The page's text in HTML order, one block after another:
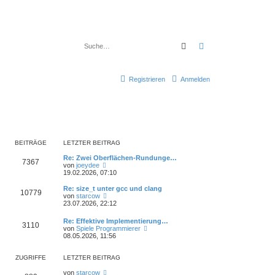
Suche
Anmelden
Registrieren
BEITRÄGE LETZTER BEITRAG
7367
Re: Zwei Oberflächen-Rundunge…
von joeydee
e
e
t
B
e
i
a
19.02.2026, 07:10
10779
Re: size_t unter gcc und clang
von starcow
e
s
t
e
B
e
23.07.2026, 22:12
3110
Re: Effektive Implementierung…
von Spiele Programmierer
08.05.2026, 11:56
ZUGRIFFE LETZTER BEITRAG
von starcow